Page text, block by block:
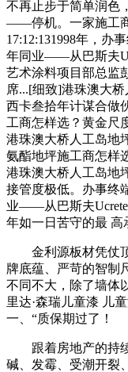
不再止步于简单润色
——停机。一家施工商
17:12:131998年，办
年同业——从巴斯夫
艺术涂料项目部总监
席...[细致]港珠澳大
西卡叁拾年计谋合做
工商怎样选？黄金尺
港珠澳大桥人工岛地
氨酯地坪施工商怎样
港珠澳大桥人工岛地
接管度极低。办事终
业——从巴斯夫Ucrete
年如一日苦守的最 高
金利源板材凭仗顶
牌底蕴、严苛的智制
不同不大，除了墙体
里达·森瑞儿童漆 儿
一、“质保期过了！
跟着房地产的持续
碱、发霉、受潮开裂